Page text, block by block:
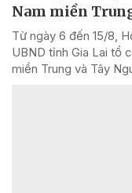
Nam miền
Từ ngày 6 đến 15/8,
UBND tỉnh Gia Lai tổ
miền Trung và Tây